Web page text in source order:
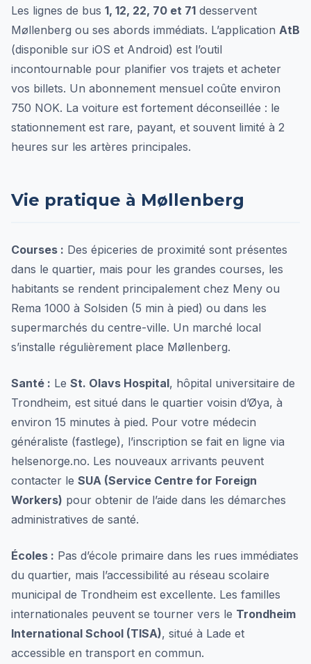
Les lignes de bus 1, 12, 22, 70 et 71 desservent
Møllenberg ou ses abords immédiats. L’application AtB
(disponible sur iOS et Android) est l’outil
incontournable pour planifier vos trajets et acheter
vos billets. Un abonnement mensuel coûte environ
750 NOK. La voiture est fortement déconseillée : le
stationnement est rare, payant, et souvent limité à 2
heures sur les artères principales.
Vie pratique à Møllenberg
Courses : Des épiceries de proximité sont présentes
dans le quartier, mais pour les grandes courses, les
habitants se rendent principalement chez Meny ou
Rema 1000 à Solsiden (5 min à pied) ou dans les
supermarchés du centre-ville. Un marché local
s’installe régulièrement place Møllenberg.
Santé : Le St. Olavs Hospital, hôpital universitaire de
Trondheim, est situé dans le quartier voisin d’Øya, à
environ 15 minutes à pied. Pour votre médecin
généraliste (fastlege), l’inscription se fait en ligne via
helsenorge.no. Les nouveaux arrivants peuvent
contacter le SUA (Service Centre for Foreign
Workers) pour obtenir de l’aide dans les démarches
administratives de santé.
Écoles : Pas d’école primaire dans les rues immédiates
du quartier, mais l’accessibilité au réseau scolaire
municipal de Trondheim est excellente. Les familles
internationales peuvent se tourner vers le Trondheim
International School (TISA), situé à Lade et
accessible en transport en commun.